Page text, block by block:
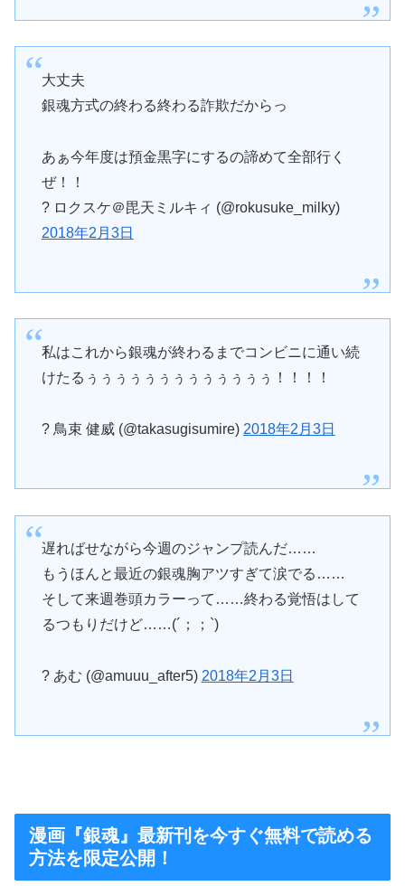
大丈夫
銀魂方式の終わる終わる詐欺だからっ
あぁ今年度は預金黒字にするの諦めて全部行く
ぜ！！
? ロクスケ＠毘天ミルキィ (@rokusuke_milky)
2018年2月3日
私はこれから銀魂が終わるまでコンビニに通い続
けたるぅぅぅぅぅぅぅぅぅぅぅぅぅ！！！！
? 鳥束 健威 (@takasugisumire) 2018年2月3日
遅ればせながら今週のジャンプ読んだ……
もうほんと最近の銀魂胸アツすぎて涙でる……
そして来週巻頭カラーって……終わる覚悟はして
るつもりだけど……(´；；`)
? あむ (@amuuu_after5) 2018年2月3日
漫画『銀魂』最新刊を今すぐ無料で読める
方法を限定公開！